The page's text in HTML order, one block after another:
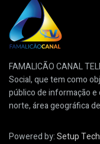
FAMALICÃO CANAL
Social, que tem como
público de informação
norte, área geográfica
Powered by:Setup Tech